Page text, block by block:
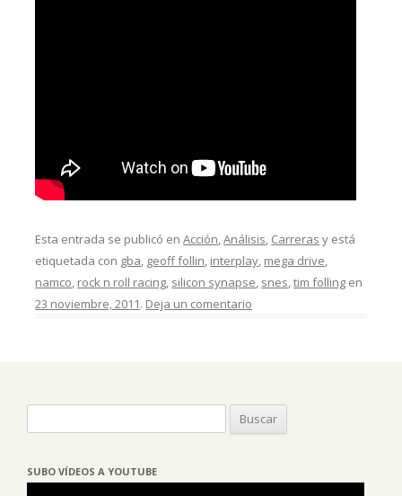
Esta entrada se publicó enAcción,Análisis, Carreras y está
etiquetada con gba, geoff follin, interplay, mega drive,
namco, rock n roll racing, silicon synapse, snes,tim folling en
23 noviembre, 2011. Deja un comentario
SUBO VÍDEOS A YOUTUBE